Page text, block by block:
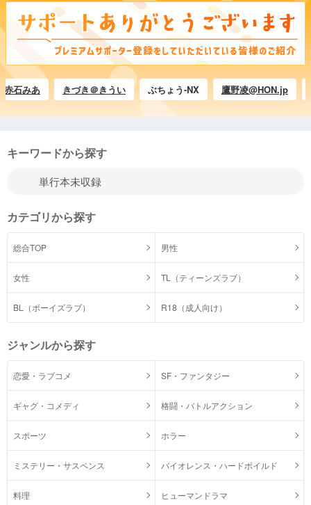
きづき＠きうい ぶちょう-NX 鷹野凌@HON.jp かげすけ
キーワードから探す
カテゴリから探す
総合TOP 男性
女性 TL（ティーンズラブ）
BL（ボーイズラブ） R18（成人向け）
ジャンルから探す
恋愛・ラブコメ SF・ファンタジー
ギャグ・コメディ 格闘・バトルアクション
スポーツ ホラー
ミステリー・サスペンス バイオレンス・ハードボイルド
料理 ヒューマンドラマ